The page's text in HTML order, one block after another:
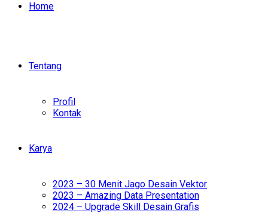
Home
Tentang
Profil
Kontak
Karya
2023 – 30 Menit Jago Desain Vektor
2023 – Amazing Data Presentation
2024 – Upgrade Skill Desain Grafis